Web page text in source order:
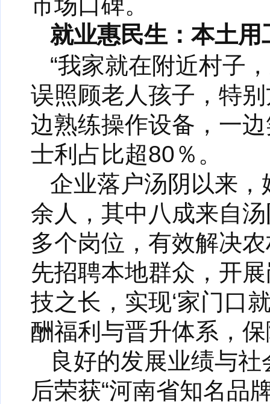
就业惠民生：本土用
“我家就在附近村子
误照顾老人孩子，特
边熟练操作设备，一
士利占比超80％。
企业落户汤阴以来
余人，其中八成来自
多个岗位，有效解决
先招聘本地群众，开
技之长，实现‘家门口
酬福利与晋升体系，
良好的发展业绩与
后荣获“河南省知名品